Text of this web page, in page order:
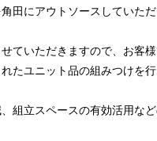
田にアウトソースしていた
ていただきますので、お客
たユニット品の組みつけを行
組立スペースの有効活用など